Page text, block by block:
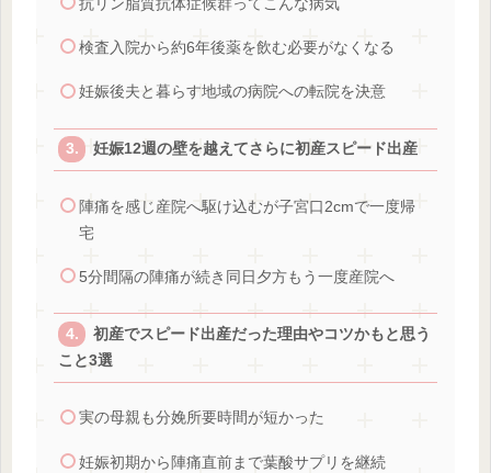
抗リン脂質抗体症候群ってこんな病気
検査入院から約6年後薬を飲む必要がなくなる
妊娠後夫と暮らす地域の病院への転院を決意
妊娠12週の壁を越えてさらに初産スピード出産
陣痛を感じ産院へ駆け込むが子宮口2cmで一度帰
宅
5分間隔の陣痛が続き同日夕方もう一度産院へ
初産でスピード出産だった理由やコツかもと思う
こと3選
実の母親も分娩所要時間が短かった
妊娠初期から陣痛直前まで葉酸サプリを継続